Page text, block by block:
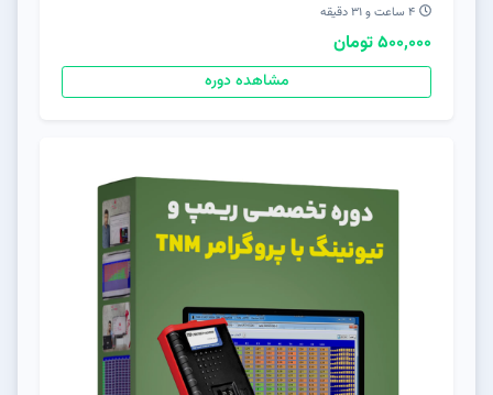
۴ ساعت و ۳۱ دقیقه
500,000 تومان
مشاهده دوره